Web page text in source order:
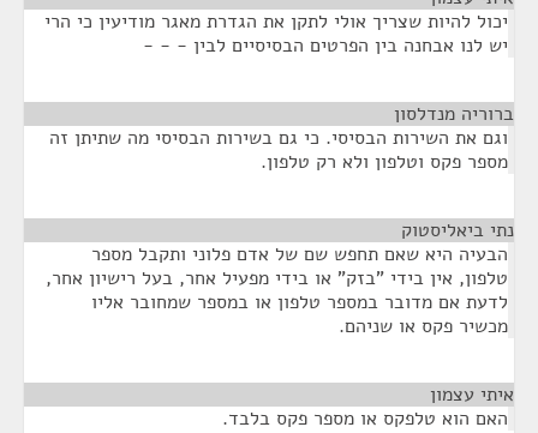
יכול להיות שצריך אולי לתקן את הגדרת מאגר מודיעין כי הרי
יש לנו אבחנה בין הפרטים הבסיסיים לבין - - -
ברוריה מנדלסון
וגם את השירות הבסיסי. כי גם בשירות הבסיסי מה שתיתן זה
מספר פקס וטלפון ולא רק טלפון.
נתי ביאליסטוק
הבעיה היא שאם תחפש שם של אדם פלוני ותקבל מספר
טלפון, אין בידי "בזק" או בידי מפעיל אחר, בעל רישיון אחר,
לדעת אם מדובר במספר טלפון או במספר שמחובר אליו
מכשיר פקס או שניהם.
איתי עצמון
האם הוא טלפקס או מספר פקס בלבד.